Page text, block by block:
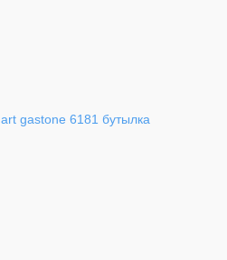
art gastone 6181 бутылка